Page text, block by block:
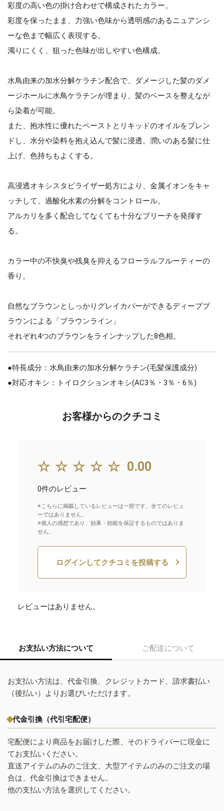
彩度の高い色の掛け合わせで構成されたカラー。
彩度を保ったまま、力強い色味から透明感のあるニュアンシ
ーな色まで幅広く表現する。
濁りにくく、狙った色味が出しやすい色構成。
水鳥由来の加水分解ケラチン配合で、ダメージした髪のダメ
ージホールに水鳥ケラチンが埋まり、髪のベースを整えなが
ら染着が可能。
また、抱水性に優れたペーストとリキッドのオイルをブレン
ドし、水分や染料を抱え込んで髪に浸透。潤いのある髪に仕
上げ、色持ちもよくする。
高浸透オキシスタビライザー処方により、金属イオンをキャ
ッチして、過酸化水素の分解をコントロール。
アルカリを多く配合してなくても十分なブリーチを発揮す
る。
カラー中の不快臭や残臭を抑えるフローラルフルーティーの
香り。
自然なブラウンとしっかりグレイカバーができるディープブ
ラウンによる「ブラウンライン」
それぞれ4つのブラウンをラインナップした8色相。
●特長成分：水鳥由来の加水分解ケラチン(毛髪保護成分)
●対応オキシ：トイロクションオキシ(AC3％・3％・6％)
お客様からのクチコミ
☆☆☆☆☆ 0.00
0件のレビュー
※こちらに掲載しているレビューは一部です。全てのレビュ
ーではありません。
※個人の感想であり、効果・効能を保証するものではありま
せん。
ログインしてクチコミを投稿する
レビューはありません。
お支払い方法について ご配送について
お支払い方法は、代金引換、クレジットカード、請求書払い
（後払い）よりお選びいただけます。
代金引換（代引宅配便）
宅配便により商品をお届けした際、そのドライバーに現金に
てお支払いください。
直送アイテムのみのご注文、大型アイテムのみのご注文の場
合は、代金引換はできません。
他の支払い方法を選択してください。